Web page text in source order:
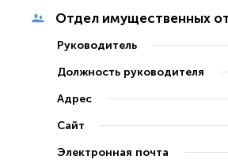
Отдел имущественных
Руководитель
Должность руководителя
Адрес
Сайт
Электронная почта